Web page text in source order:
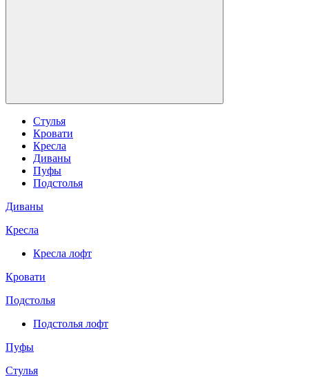
Стулья
Кровати
Кресла
Диваны
Пуфы
Подстолья
Диваны
Кресла
Кресла лофт
Кровати
Подстолья
Подстолья лофт
Пуфы
Стулья